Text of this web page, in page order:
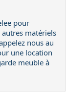
pour
matériels
nous au
une location
meuble à